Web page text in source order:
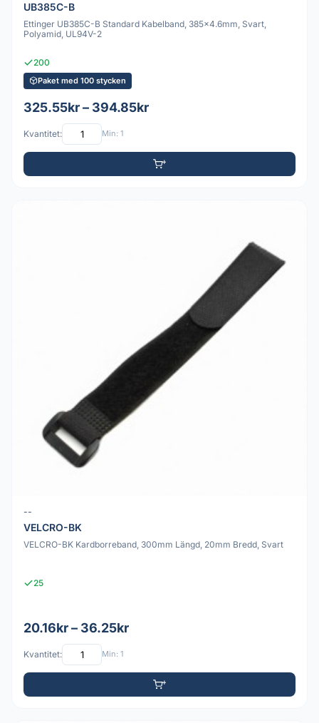
UB385C-B
Ettinger UB385C-B Standard Kabelband, 385x4.6mm, Svart,
Polyamid, UL94V-2
200
Paket med 100 stycken
325.55kr – 394.85kr
Kvantitet: Min: 1
--
VELCRO-BK
VELCRO-BK Kardborreband, 300mm Längd, 20mm Bredd, Svart
25
20.16kr – 36.25kr
Kvantitet: Min: 1